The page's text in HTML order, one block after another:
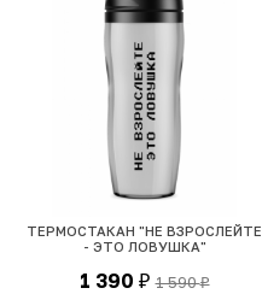
ТЕРМОСТАКАН "НЕ ВЗРОСЛЕЙТЕ
- ЭТО ЛОВУШКА"
1 390 ₽ 1 590₽